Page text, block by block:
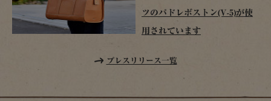
ツのパドレボストン(V-5)が使
用されています
プレスリリース一覧